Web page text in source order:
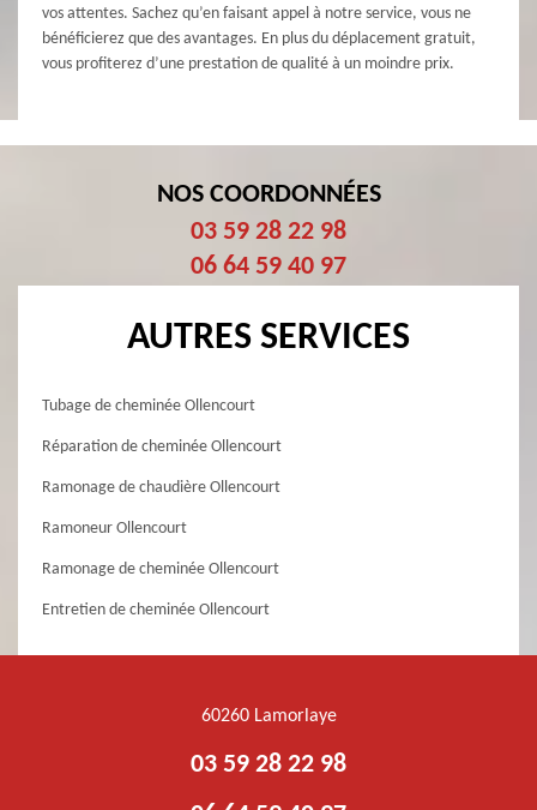
vos attentes. Sachez qu’en faisant appel à notre service, vous ne
bénéficierez que des avantages. En plus du déplacement gratuit,
vous profiterez d’une prestation de qualité à un moindre prix.
NOS COORDONNÉES
03 59 28 22 98
06 64 59 40 97
AUTRES SERVICES
Tubage de cheminée Ollencourt
Réparation de cheminée Ollencourt
Ramonage de chaudière Ollencourt
Ramoneur Ollencourt
Ramonage de cheminée Ollencourt
Entretien de cheminée Ollencourt
60260 Lamorlaye
03 59 28 22 98